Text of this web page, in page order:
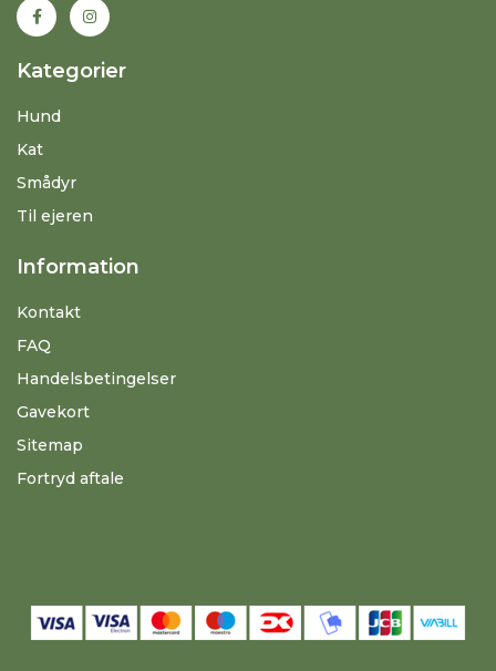
Kategorier
Hund
Kat
Smådyr
Til ejeren
Information
Kontakt
FAQ
Handelsbetingelser
Gavekort
Sitemap
Fortryd aftale